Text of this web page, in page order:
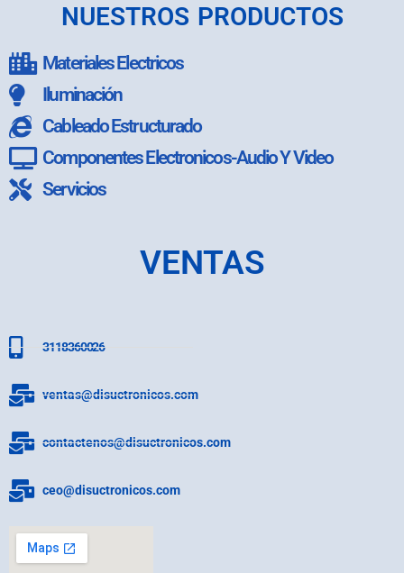
NUESTROS PRODUCTOS
Materiales Electricos
Iluminación
Cableado Estructurado
Componentes Electronicos-Audio Y Video
Servicios
VENTAS
3118360026
ventas@disuctronicos.com
contactenos@disuctronicos.com
ceo@disuctronicos.com